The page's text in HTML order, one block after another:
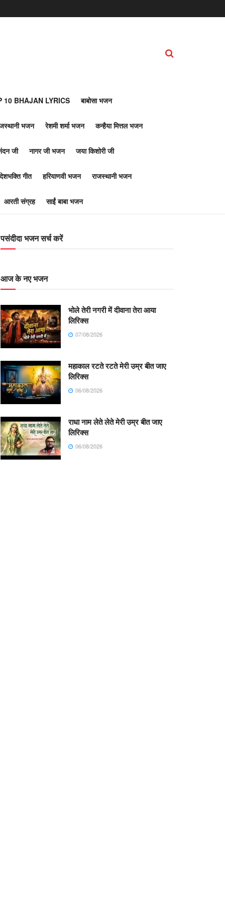
10 BHAJAN LYRICS बाबोसा भजन
भजन रेशमी शर्मा भजन कन्हैया मित्तल भजन
जी नागर जी भजन जया किशोरी जी
देशभक्ति गीत हरियाणवी भजन राजस्थानी भजन
आरती संग्रह साईं बाबा भजन
पसंदीदा भजन सर्च करें
आज के नए भजन
भोले तेरी नगरी में दीवाना तेरा आया
लिरिक्स
07/08/2026
महाकाल रटते रटते मेरी उम्र बीत जाए
लिरिक्स
06/08/2026
राधा नाम लेते लेते मेरी उम्र बीत जाए
लिरिक्स
06/08/2026